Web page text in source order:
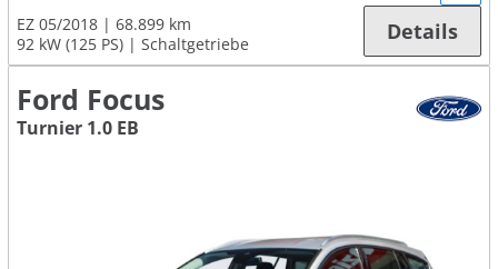
EZ 05/2018
68.899 km
92 kW (125 PS)
Schaltgetriebe Details
Ford Focus
Turnier 1.0 EB